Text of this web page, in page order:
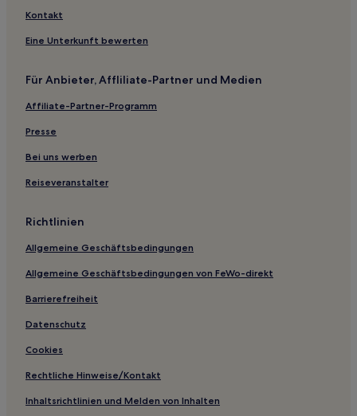
Hotels mit Wellnessbereich in El Jadida
Luxus in El Jadida
Hotels mit Parkplatz in El Jadida
Hotels mit inbegriffenem Frühstück in El Jadida
Hotels mit Pool in El Jadida
Familien in Casablanca
Business in Casablanca
Golf in Grand Casablanca
Haustierfreundliche in Grand Casablanca
Business in Grand Casablanca
Hotels mit inbegriffenem Frühstück in Grand Casablanca
Familien in Grand Casablanca
Hotels mit Pool in Grand Casablanca
Familien in Gauthier
Hotels mit Parkplatz in Oualidia
Kontakt
Eine Unterkunft bewerten
Für Anbieter, Affliliate-Partner und Medien
Affiliate-Partner-Programm
Presse
Bei uns werben
Reiseveranstalter
Richtlinien
Allgemeine Geschäftsbedingungen
Allgemeine Geschäftsbedingungen von FeWo-direkt
Barrierefreiheit
Datenschutz
Cookies
Rechtliche Hinweise/Kontakt
Inhaltsrichtlinien und Melden von Inhalten